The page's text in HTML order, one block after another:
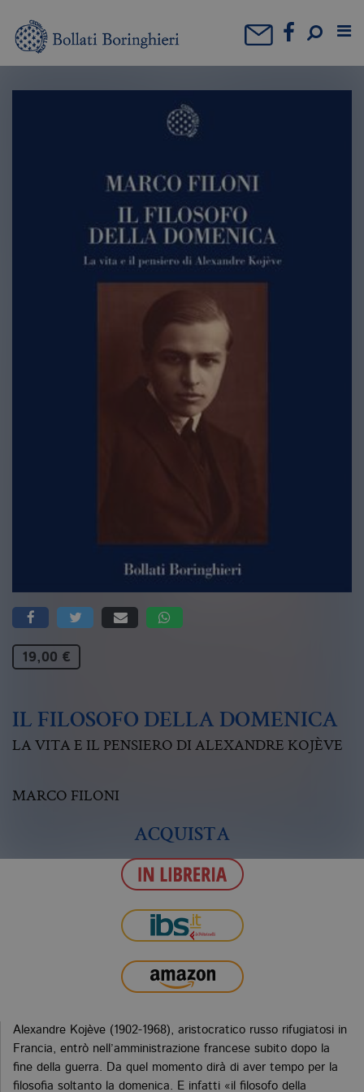
19,00 €
IL FILOSOFO DELLA DOMENICA
LA VITA E IL PENSIERO DI ALEXANDRE KOJÈVE
MARCO FILONI
ACQUISTA
Alexandre Kojève (1902-1968), aristocratico russo rifugiatosi in
Francia, entrò nell’amministrazione francese subito dopo la
fine della guerra. Da quel momento dirà di aver tempo per la
filosofia soltanto la domenica. E infatti «il filosofo della